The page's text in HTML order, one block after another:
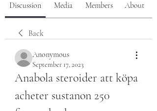
Discussion Media Members About
Back
Anonymous
September 17, 2023
Anabola steroider att köpa
acheter sustanon 250